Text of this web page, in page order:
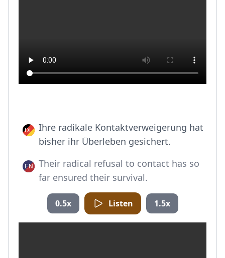
Ihre radikale Kontaktverweigerung hat
bisher ihr Überleben gesichert.
Their radical refusal to contact has so
far ensured their survival.
0.5x Listen 1.5x